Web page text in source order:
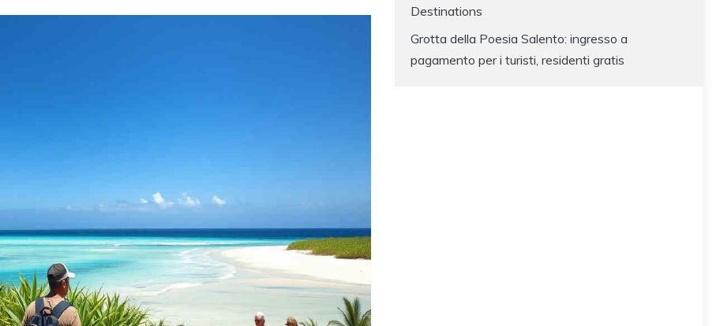
Destinations
Grotta della Poesia Salento: ingresso a
pagamento per i turisti, residenti gratis